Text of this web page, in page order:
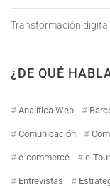
Transformación digital
¿DE QUÉ
Analítica Web
Comunicación
e-commerce e-
Entrevistas